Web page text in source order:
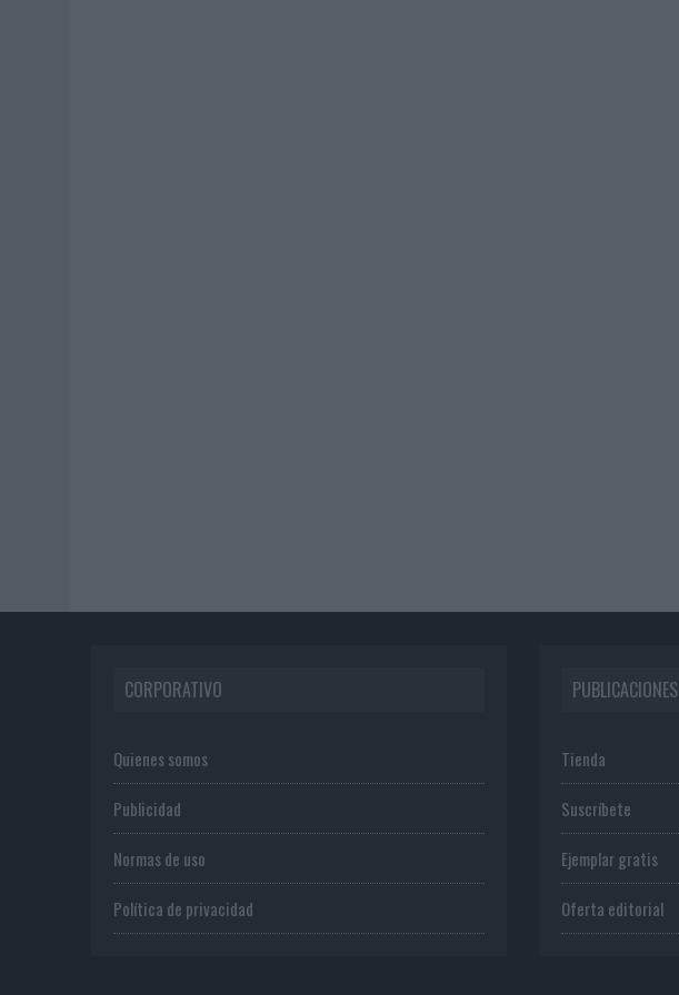
CORPORATIVO
Quienes somos
Publicidad
Normas de uso
Política de privacidad
PUBLICACIONES
Tienda
Suscríbete
Ejemplar gratis
Oferta editorial